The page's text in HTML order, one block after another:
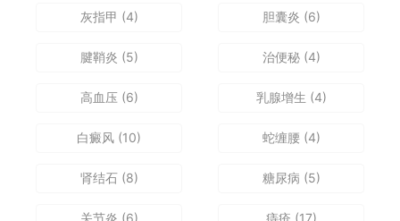
灰指甲 (4) 胆囊炎 (6)
腱鞘炎 (5) 治便秘(4)
高血压(6) 乳腺增生 (4)
白癜风 (10) 蛇缠腰(4)
肾结石(8) 糖尿病 (5)